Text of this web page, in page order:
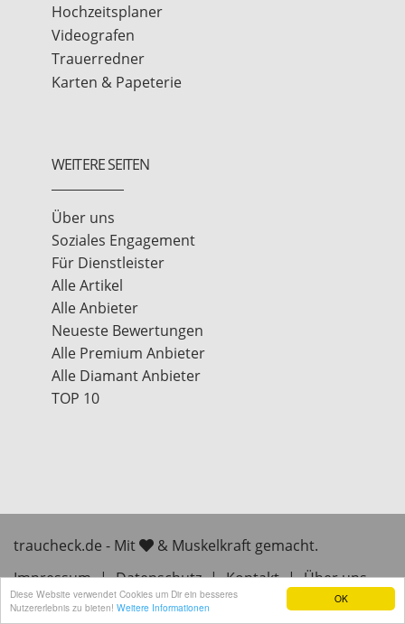
OK
Diese Website verwendet Cookies um Dir ein besseres
Nutzererlebnis zu bieten! Weitere Informationen
Hochzeitsplaner
Videografen
Trauerredner
Karten & Papeterie
WEITERE SEITEN
Über uns
Soziales Engagement
Für Dienstleister
Alle Artikel
Alle Anbieter
Neueste Bewertungen
Alle Premium Anbieter
Alle Diamant Anbieter
TOP 10
traucheck.de - Mit
& Muskelkraft gemacht.
Impressum | Datenschutz | Kontakt | Über uns
Dienstleister Verzeichnis